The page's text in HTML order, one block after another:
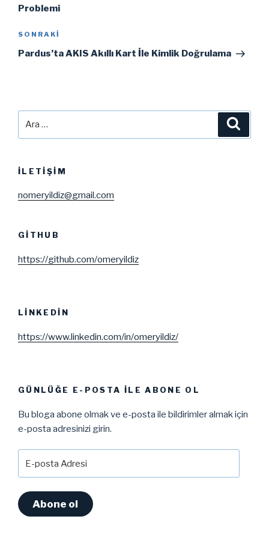
Problemi
Sonraki
Yazı
SONRAKI
Pardus’ta AKIS Akıllı Kart İle Kimlik Doğrulama
İLETIŞIM
nomeryildiz@gmail.com
GITHUB
https://github.com/omeryildiz
LINKEDIN
https://www.linkedin.com/in/omeryildiz/
GÜNLÜĞE E-POSTA ILE ABONE OL
Bu bloga abone olmak ve e-posta ile bildirimler almak için
e-posta adresinizi girin.
posta
Abone ol